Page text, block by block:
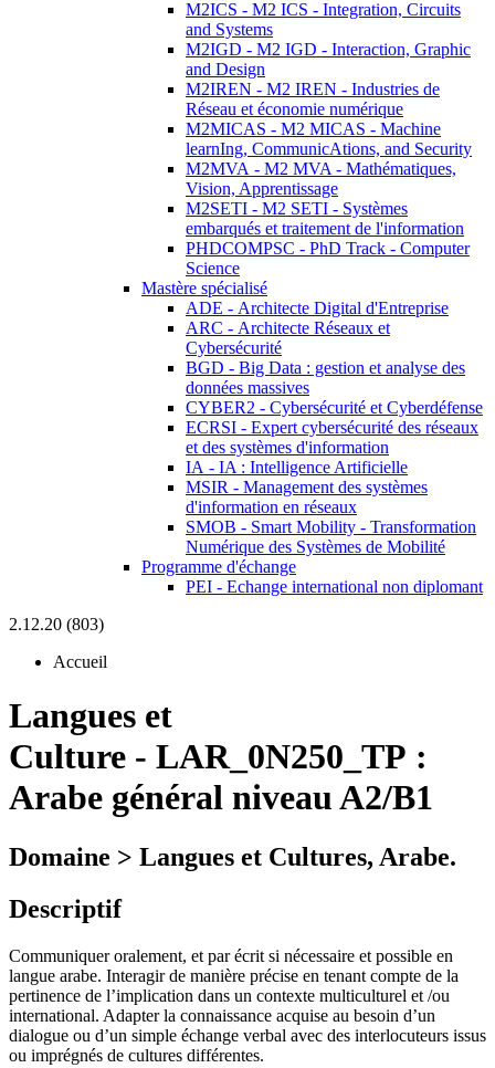
M2ICS - M2 ICS - Integration, Circuits
and Systems
M2IGD - M2 IGD - Interaction, Graphic
and Design
M2IREN - M2 IREN - Industries de
Réseau et économie numérique
M2MICAS - M2 MICAS - Machine
learnIng, CommunicAtions, and Security
M2MVA - M2 MVA - Mathématiques,
Vision, Apprentissage
M2SETI - M2 SETI - Systèmes
embarqués et traitement de l'information
PHDCOMPSC - PhD Track - Computer
Science
Mastère spécialisé
ADE - Architecte Digital d'Entreprise
ARC - Architecte Réseaux et
Cybersécurité
BGD - Big Data : gestion et analyse des
données massives
CYBER2 - Cybersécurité et Cyberdéfense
ECRSI - Expert cybersécurité des réseaux
et des systèmes d'information
IA - IA : Intelligence Artificielle
MSIR - Management des systèmes
d'information en réseaux
SMOB - Smart Mobility - Transformation
Numérique des Systèmes de Mobilité
Programme d'échange
PEI - Echange international non diplomant
2.12.20 (803)
Accueil
Langues et
Culture - LAR_0N250_TP :
Arabe général niveau A2/B1
Domaine > Langues et Cultures, Arabe.
Descriptif
Communiquer oralement, et par écrit si nécessaire et possible en
langue arabe. Interagir de manière précise en tenant compte de la
pertinence de l’implication dans un contexte multiculturel et /ou
international. Adapter la connaissance acquise au besoin d’un
dialogue ou d’un simple échange verbal avec des interlocuteurs issus
ou imprégnés de cultures différentes.